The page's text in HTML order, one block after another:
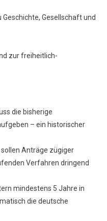
Geschichte, Gesellschaft und
zur freiheitlich-
die bisherige
– ein historischer
sollen Anträge zügiger
Verfahren dringend
mindestens 5 Jahre in
die deutsche